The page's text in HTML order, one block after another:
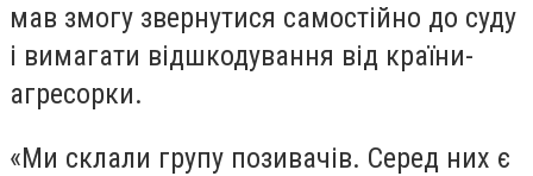
мав змогу звернутися самостійно до суду
і вимагати відшкодування від країни-
агресорки.
«Ми склали групу позивачів. Серед них є